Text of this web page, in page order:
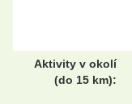
Aktivity v okolí
(do 15 km):